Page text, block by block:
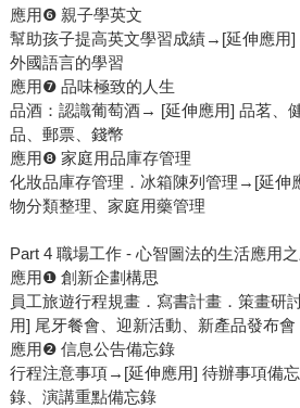
應用❻ 親子學英文
幫助孩子提高英文學習成績→[延伸應用]
外國語言的學習
應用❼ 品味極致的人生
品酒：認識葡萄酒→ [延伸應用] 品茗、
品、郵票、錢幣
應用❽ 家庭用品庫存管理
化妝品庫存管理．冰箱陳列管理→[延伸
物分類整理、家庭用藥管理
Part 4 職場工作 - 心智圖法的生活應用
應用❶ 創新企劃構思
員工旅遊行程規畫．寫書計畫．策畫研
用] 尾牙餐會、迎新活動、新產品發布會
應用❷ 信息公告備忘錄
行程注意事項→[延伸應用] 待辦事項備
錄、演講重點備忘錄